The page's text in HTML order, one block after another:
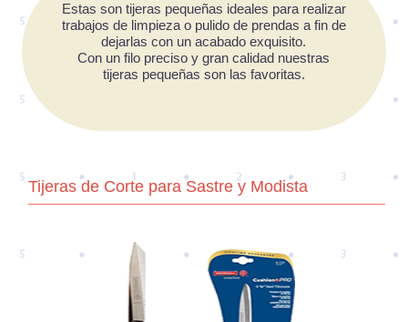
Estas son tijeras pequeñas ideales para realizar
trabajos de limpieza o pulido de prendas a fin de
dejarlas con un acabado exquisito.
Con un filo preciso y gran calidad nuestras
tijeras pequeñas son las favoritas.
Tijeras de Corte para Sastre y Modista